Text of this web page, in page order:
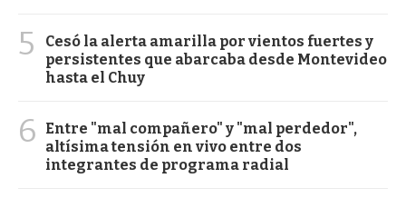
5
Cesó la alerta amarilla por vientos fuertes y
persistentes que abarcaba desde Montevideo
hasta el Chuy
6
Entre "mal compañero" y "mal perdedor",
altísima tensión en vivo entre dos
integrantes de programa radial